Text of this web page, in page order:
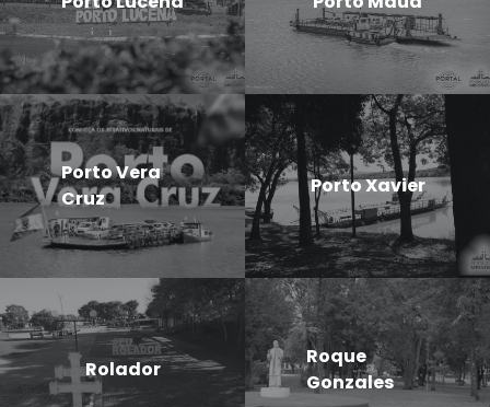
Porto Vera
Cruz
Porto Xavier
Rolador
Roque
Gonzales